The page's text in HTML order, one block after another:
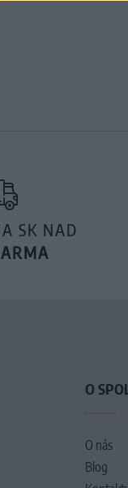
SK NAD
O
O nás
Blog